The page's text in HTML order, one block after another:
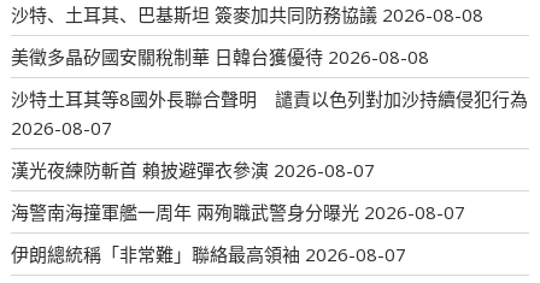
沙特、土耳其、巴基斯坦 簽麥加共同防務協議 2026-08-08
美徵多晶矽國安關稅制華 日韓台獲優待 2026-08-08
沙特土耳其等8國外長聯合聲明 譴責以色列對加沙持續侵犯行為
2026-08-07
漢光夜練防斬首 賴披避彈衣參演 2026-08-07
海警南海撞軍艦一周年 兩殉職武警身分曝光 2026-08-07
伊朗總統稱「非常難」聯絡最高領袖 2026-08-07